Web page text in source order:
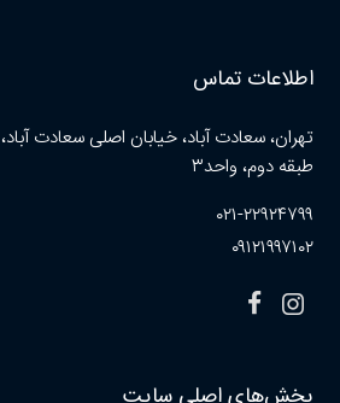
اطلاعات تماس
طبقه دوم، واحد۳
۰۲۱-۲۲۹۲۴۷۹۹
۰۹۱۲۱۹۹۷۱۰۲